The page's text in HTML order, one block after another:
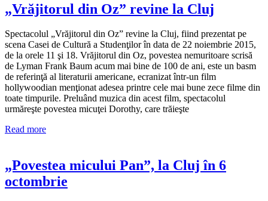
„Vrăjitorul din Oz” revine la Cluj
Spectacolul „Vrăjitorul din Oz” revine la Cluj, fiind prezentat pe
scena Casei de Cultură a Studenţilor în data de 22 noiembrie 2015,
de la orele 11 şi 18. Vrăjitorul din Oz, povestea nemuritoare scrisă
de Lyman Frank Baum acum mai bine de 100 de ani, este un basm
de referinţă al literaturii americane, ecranizat într-un film
hollywoodian menţionat adesea printre cele mai bune zece filme din
toate timpurile. Preluând muzica din acest film, spectacolul
urmăreşte povestea micuţei Dorothy, care trăieşte
Read more
„Povestea micului Pan”, la Cluj în 6
octombrie